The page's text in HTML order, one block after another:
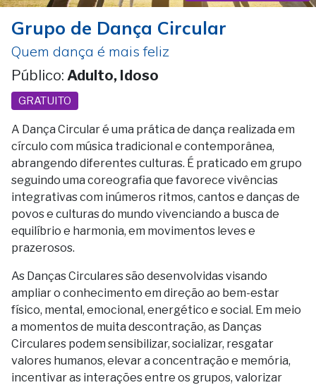
Grupo de Dança Circular
Quem dança é mais feliz
Público: Adulto, Idoso
GRATUITO
A Dança Circular é uma prática de dança realizada em
círculo com música tradicional e contemporânea,
abrangendo diferentes culturas. É praticado em grupo
seguindo uma coreografia que favorece vivências
integrativas com inúmeros ritmos, cantos e danças de
povos e culturas do mundo vivenciando a busca de
equilíbrio e harmonia, em movimentos leves e
prazerosos.
As Danças Circulares são desenvolvidas visando
ampliar o conhecimento em direção ao bem-estar
físico, mental, emocional, energético e social. Em meio
a momentos de muita descontração, as Danças
Circulares podem sensibilizar, socializar, resgatar
valores humanos, elevar a concentração e memória,
incentivar as interações entre os grupos, valorizar